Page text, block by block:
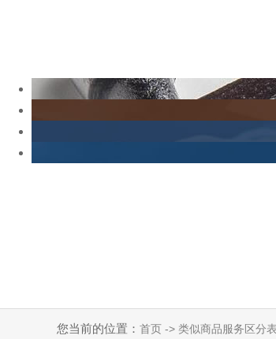
您当前的位置： 首页 -> 类似商品服务区分